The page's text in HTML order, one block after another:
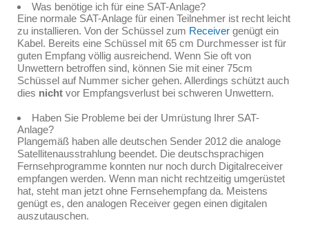
Was benötige ich für eine SAT-Anlage?
Eine normale SAT-Anlage für einen Teilnehmer ist recht leicht
zu installieren. Von der Schüssel zum Receiver genügt ein
Kabel. Bereits eine Schüssel mit 65 cm Durchmesser ist für
guten Empfang völlig ausreichend. Wenn Sie oft von
Unwettern betroffen sind, können Sie mit einer 75cm
Schüssel auf Nummer sicher gehen. Allerdings schützt auch
dies nicht vor Empfangsverlust bei schweren Unwettern.
Haben Sie Probleme bei der Umrüstung Ihrer SAT-
Anlage?
Plangemäß haben alle deutschen Sender 2012 die analoge
Satellitenausstrahlung beendet. Die deutschsprachigen
Fernsehprogramme konnten nur noch durch Digitalreceiver
empfangen werden. Wenn man nicht rechtzeitig umgerüstet
hat, steht man jetzt ohne Fernsehempfang da. Meistens
genügt es, den analogen Receiver gegen einen digitalen
auszutauschen.